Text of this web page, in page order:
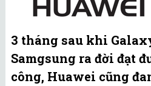
3 tháng sau khi
Samgsung ra đời đạt
công, Huawei cũng